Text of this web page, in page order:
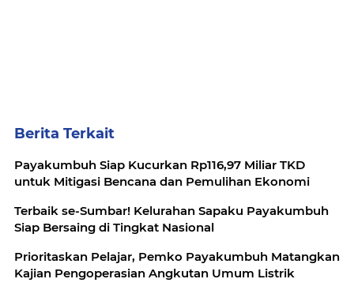
Berita Terkait
Payakumbuh Siap Kucurkan Rp116,97 Miliar TKD
untuk Mitigasi Bencana dan Pemulihan Ekonomi
Terbaik se-Sumbar! Kelurahan Sapaku Payakumbuh
Siap Bersaing di Tingkat Nasional
Prioritaskan Pelajar, Pemko Payakumbuh Matangkan
Kajian Pengoperasian Angkutan Umum Listrik